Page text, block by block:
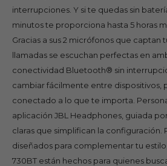
interrupciones. Y si te quedas sin
minutos te proporciona hasta 5 horas
Gracias a sus 2 micrófonos que captan
llamadas se escuchan perfectas en
conectividad Bluetooth® sin
cambiar fácilmente entre dispositivos,
conectado a lo que te importa.
aplicación JBL Headphones, guiada
claras que simplifican la configuración.
diseñados para complementar tu
730BT están hechos para quienes